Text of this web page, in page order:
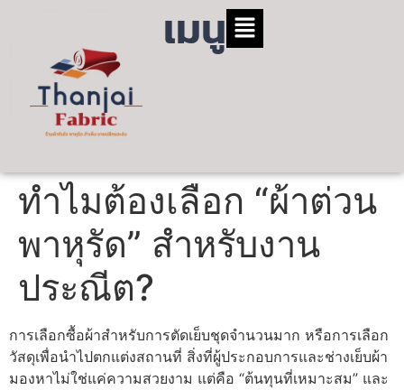
เมนู
ทำไมต้องเลือก “ผ้าต่วน
พาหุรัด” สำหรับงาน
ประณีต?
การเลือกซื้อผ้าสำหรับการตัดเย็บชุดจำนวนมาก หรือการเลือก
วัสดุเพื่อนำไปตกแต่งสถานที่ สิ่งที่ผู้ประกอบการและช่างเย็บผ้า
มองหาไม่ใช่แค่ความสวยงาม แต่คือ “ต้นทุนที่เหมาะสม” และ